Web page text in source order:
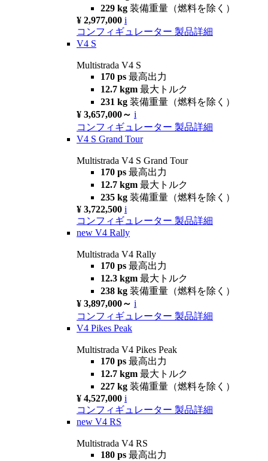
229 kg 装備重量（燃料を除く）
¥ 2,977,000 i
コンフィギュレーター 製品詳細
V4 S
Multistrada V4 S
170 ps 最高出力
12.7 kgm 最大トルク
231 kg 装備重量（燃料を除く）
¥ 3,657,000～ i
コンフィギュレーター 製品詳細
V4 S Grand Tour
Multistrada V4 S Grand Tour
170 ps 最高出力
12.7 kgm 最大トルク
235 kg 装備重量（燃料を除く）
¥ 3,722,500 i
コンフィギュレーター 製品詳細
new V4 Rally
Multistrada V4 Rally
170 ps 最高出力
12.3 kgm 最大トルク
238 kg 装備重量（燃料を除く）
¥ 3,897,000～ i
コンフィギュレーター 製品詳細
V4 Pikes Peak
Multistrada V4 Pikes Peak
170 ps 最高出力
12.7 kgm 最大トルク
227 kg 装備重量（燃料を除く）
¥ 4,527,000 i
コンフィギュレーター 製品詳細
new V4 RS
Multistrada V4 RS
180 ps 最高出力